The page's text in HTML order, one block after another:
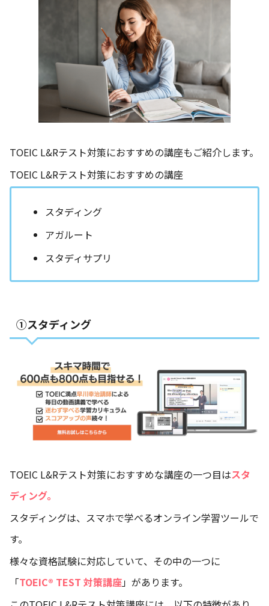
TOEIC L&Rテスト対策におすすめの講座もご紹介します。
TOEIC L&Rテスト対策におすすめの講座
スタディング
アガルート
スタディサプリ
①スタディング
TOEIC L&Rテスト対策におすすめな講座の一つ目はスタ
ディング。
スタディングは、スマホで学べるオンライン学習ツールで
す。
様々な資格試験に対応していて、その中の一つに
「TOEIC® TEST 対策講座」があります。